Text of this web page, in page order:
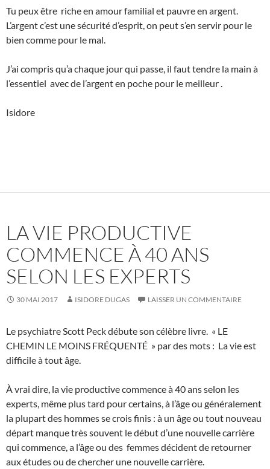
Tu peux être riche en amour familial et pauvre en argent.
L’argent c’est une sécurité d’esprit, on peut s’en servir pour le
bien comme pour le mal.
J’ai compris qu’a chaque jour qui passe, il faut tendre la main à
l’essentiel avec de l’argent en poche pour le meilleur .
Isidore
LA VIE PRODUCTIVE
COMMENCE À 40 ANS
SELON LES EXPERTS
30 MAI 2017 ISIDORE DUGAS LAISSER UN COMMENTAIRE
Le psychiatre Scott Peck débute son célèbre livre. « LE
CHEMIN LE MOINS FRÉQUENTÉ » par des mots : La vie est
difficile à tout âge.
À vrai dire, la vie productive commence à 40 ans selon les
experts, même plus tard pour certains, à l’âge ou généralement
la plupart des hommes se crois finis : à un âge ou tout nouveau
départ manque très souvent le début d’une nouvelle carrière
qui commence, a l’âge ou des femmes décident de retourner
aux études ou de chercher une nouvelle carrière.